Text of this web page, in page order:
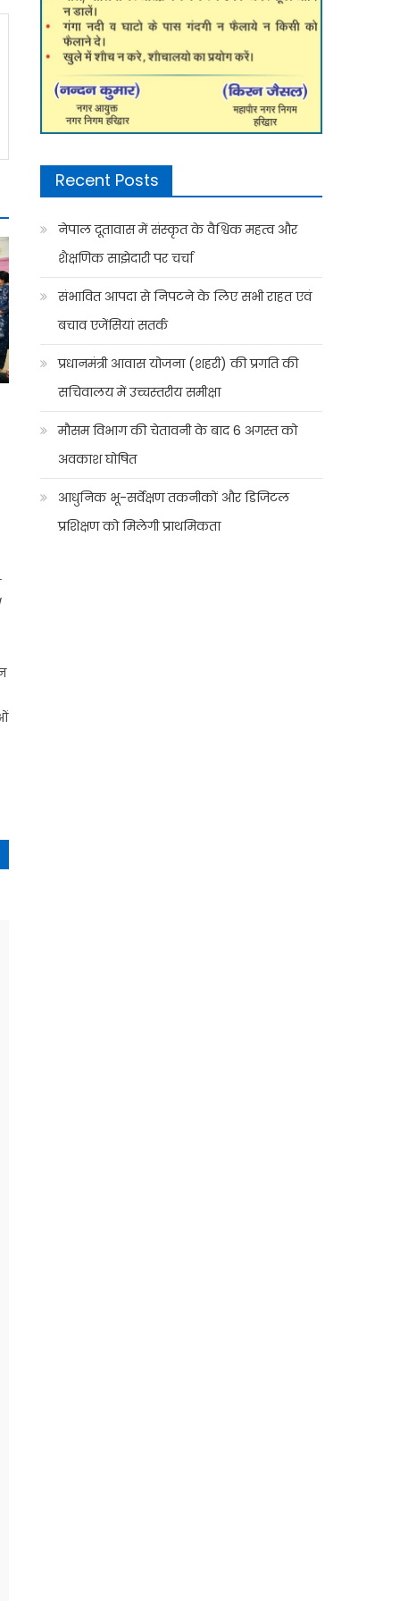
Recent Posts
नेपाल दूतावास में संस्कृत के वैश्विक महत्व और
शैक्षणिक साझेदारी पर चर्चा
संभावित आपदा से निपटने के लिए सभी राहत एवं
बचाव एजेंसियां सतर्क
प्रधानमंत्री आवास योजना (शहरी) की प्रगति की
सचिवालय में उच्चस्तरीय समीक्षा
मौसम विभाग की चेतावनी के बाद 6 अगस्त को
अवकाश घोषित
आधुनिक भू-सर्वेक्षण तकनीकों और डिजिटल
प्रशिक्षण को मिलेगी प्राथमिकता